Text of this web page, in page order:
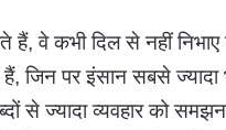
हैं, वे कभी दिल से नहीं
हैं, जिन पर इंसान सबसे
से ज्यादा व्यवहार को